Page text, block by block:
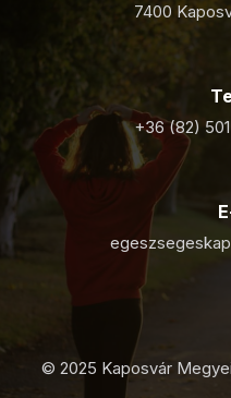
7400
+36 (82)
© 2025 Kaposvár